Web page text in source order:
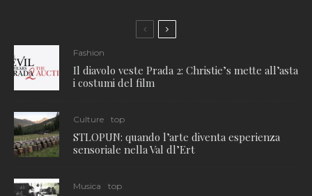
Fashion
Il diavolo veste Prada 2: Christie’s mette all’asta
i costumi del film
Culture top
STLOPUN: quando l’arte diventa esperienza
sensoriale nella Val dl’Ert
Musica top